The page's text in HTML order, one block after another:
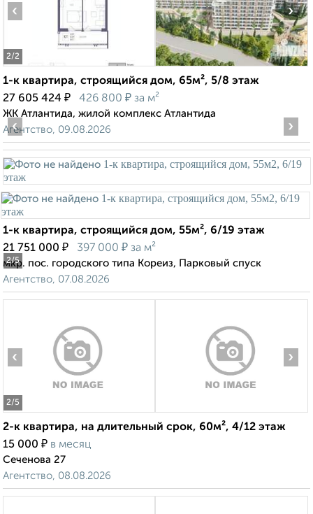
2/2
‹ ›
1-к квартира, строящийся дом, 65м², 5/8 этаж
27 605 424 ₽ 426 800 ₽ за м²
ЖК Атлантида, жилой комплекс Атлантида
Агентство, 09.08.2026
2/5
‹ ›
1-к квартира, строящийся дом, 55м², 6/19 этаж
21 751 000 ₽ 397 000 ₽ за м²
мкр. пос. городского типа Кореиз, Парковый спуск
Агентство, 07.08.2026
2/5
‹ ›
2-к квартира, на длительный срок, 60м², 4/12 этаж
15 000 ₽ в месяц
Сеченова 27
Агентство, 08.08.2026